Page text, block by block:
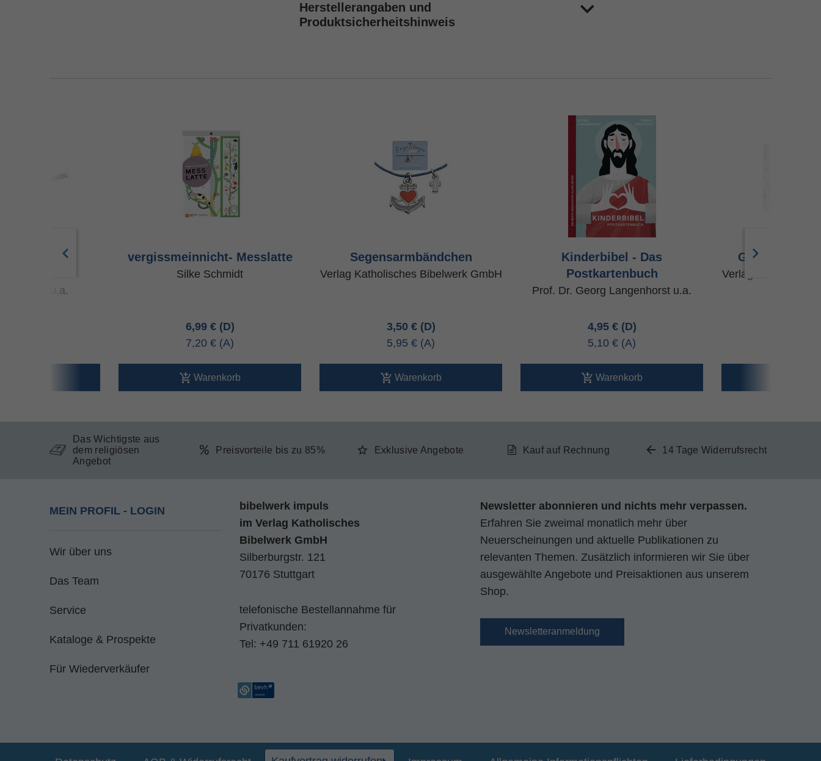
Herstellerangaben und
Produktsicherheitshinweis
Steffel u.a.
vergissmeinnicht- Messlatte
Silke Schmidt
6,99 €
7,20 €
Warenkorb
Segensarmbändchen
Verlag Katholisches Bibelwerk GmbH
3,50 €
5,95 €
Warenkorb
Kinderbibel - Das
Postkartenbuch
Prof. Dr. Georg Langenhorst u.a.
4,95 €
5,10 €
Warenkorb
Verlag
Das Wichtigste aus
dem religiösen
Angebot
Preisvorteile bis zu 85% Exklusive Angebote Kauf auf Rechnung 14 Tage Widerrufsrecht
MEIN PROFIL - LOGIN
Wir über uns
Das Team
Service
Kataloge & Prospekte
Für Wiederverkäufer
bibelwerk impuls
im Verlag Katholisches
Bibelwerk GmbH
Silberburgstr. 121
70176 Stuttgart
telefonische Bestellannahme für
Privatkunden:
Tel: +49 711 61920 26
Newsletter abonnieren und nichts mehr verpassen.
Erfahren Sie zweimal monatlich mehr über
Neuerscheinungen und aktuelle Publikationen zu
relevanten Themen. Zusätzlich informieren wir Sie über
ausgewählte Angebote und Preisaktionen aus unserem
Shop.
Newsletteranmeldung